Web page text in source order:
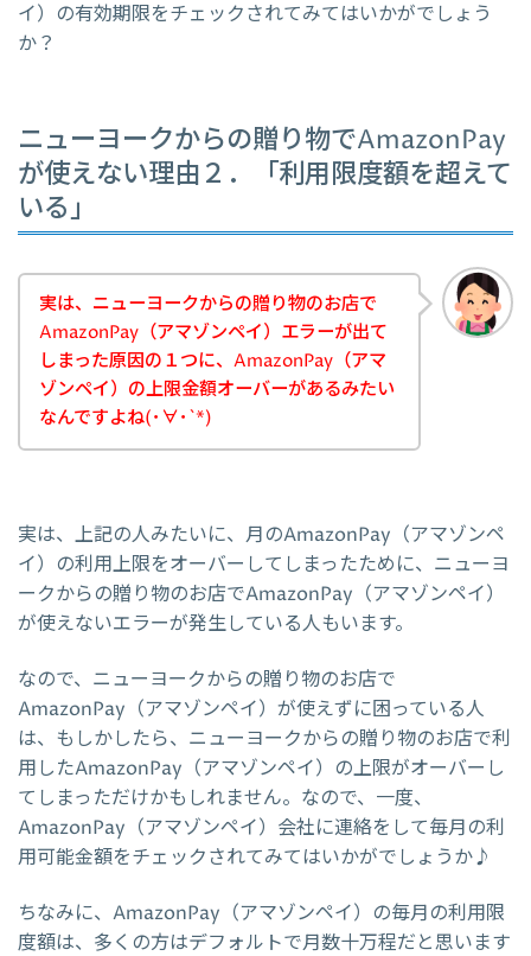
イ）の有効期限をチェックされてみてはいかがでしょう
か？
ニューヨークからの贈り物でAmazonPay
が使えない理由２．「利用限度額を超えて
いる」
実は、ニューヨークからの贈り物のお店で
AmazonPay（アマゾンペイ）エラーが出て
しまった原因の１つに、AmazonPay（アマ
ゾンペイ）の上限金額オーバーがあるみたい
なんですよね(･∀･`*)
実は、上記の人みたいに、月のAmazonPay（アマゾンペ
イ）の利用上限をオーバーしてしまったために、ニューヨ
ークからの贈り物のお店でAmazonPay（アマゾンペイ）
が使えないエラーが発生している人もいます。
なので、ニューヨークからの贈り物のお店で
AmazonPay（アマゾンペイ）が使えずに困っている人
は、もしかしたら、ニューヨークからの贈り物のお店で利
用したAmazonPay（アマゾンペイ）の上限がオーバーし
てしまっただけかもしれません。なので、一度、
AmazonPay（アマゾンペイ）会社に連絡をして毎月の利
用可能金額をチェックされてみてはいかがでしょうか♪
ちなみに、AmazonPay（アマゾンペイ）の毎月の利用限
度額は、多くの方はデフォルトで月数十万程だと思います